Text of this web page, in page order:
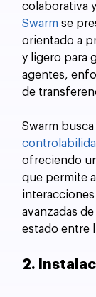
colaborativa
Swarm se
orientado a
y ligero para
agentes,
de
Swarm
ofreciendo
que permite
avanzadas
estado entre
2.